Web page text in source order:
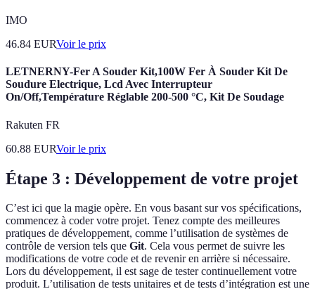
IMO
46.84 EURVoir le prix
LETNERNY-Fer A Souder Kit,100W Fer À Souder Kit De
Soudure Electrique, Lcd Avec Interrupteur
On/Off,Température Réglable 200-500 °C, Kit De Soudage
Rakuten FR
60.88 EURVoir le prix
Étape 3 : Développement de votre projet
C’est ici que la magie opère. En vous basant sur vos spécifications,
commencez à coder votre projet. Tenez compte des meilleures
pratiques de développement, comme l’utilisation de systèmes de
contrôle de version tels que Git. Cela vous permet de suivre les
modifications de votre code et de revenir en arrière si nécessaire.
Lors du développement, il est sage de tester continuellement votre
produit. L’utilisation de tests unitaires et de tests d’intégration est une